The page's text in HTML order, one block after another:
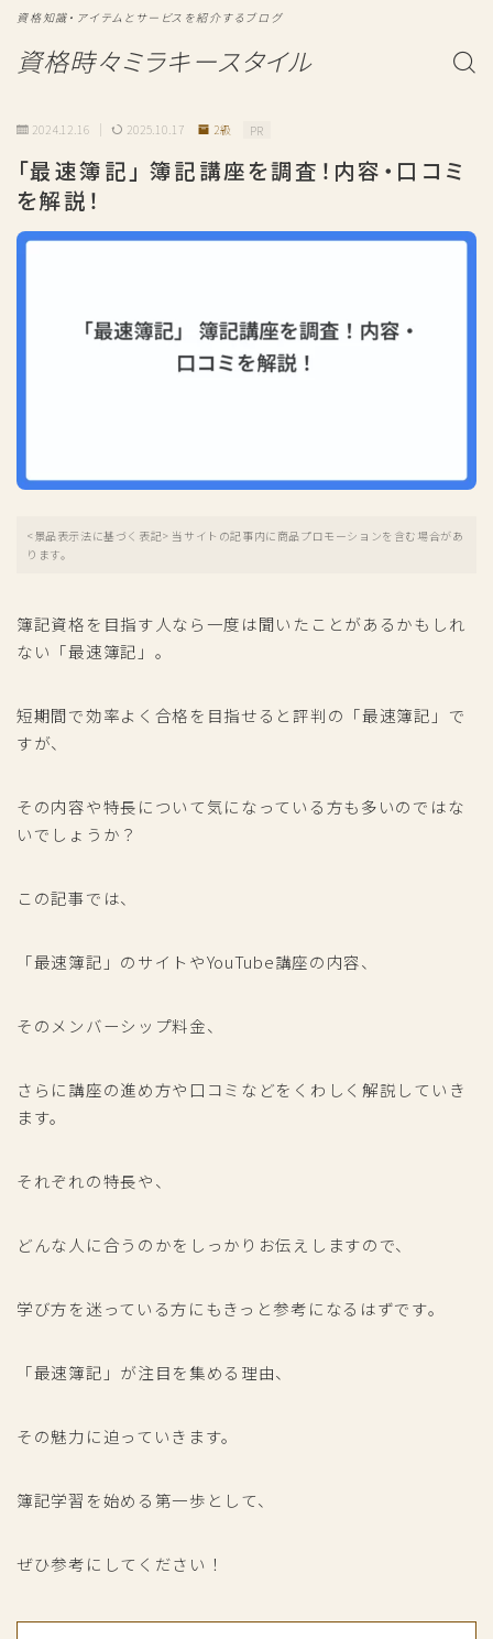
資格時々ミラキースタイル
資格知識・アイテムとサービスを紹介するブログ
2024.12.16 2025.10.17 2級 PR
「最速簿記」 簿記講座を調査！内容・口コミ
を解説！
<景品表示法に基づく表記> 当サイトの記事内に商品プロモーションを含む場合があ
ります。
簿記資格を目指す人なら一度は聞いたことがあるかもしれ
ない「最速簿記」。
短期間で効率よく合格を目指せると評判の「最速簿記」で
すが、
その内容や特長について気になっている方も多いのではな
いでしょうか？
この記事では、
「最速簿記」のサイトやYouTube講座の内容、
そのメンバーシップ料金、
さらに講座の進め方や口コミなどをくわしく解説していき
ます。
それぞれの特長や、
どんな人に合うのかをしっかりお伝えしますので、
学び方を迷っている方にもきっと参考になるはずです。
「最速簿記」が注目を集める理由、
その魅力に迫っていきます。
簿記学習を始める第一歩として、
ぜひ参考にしてください！